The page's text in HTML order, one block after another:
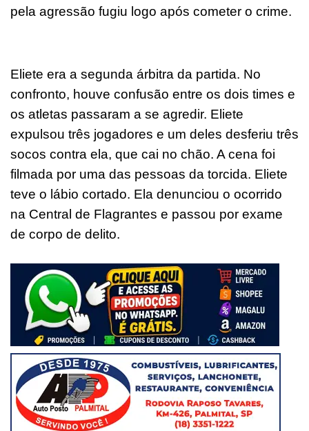
pela agressão fugiu logo após cometer o crime.
Eliete era a segunda árbitra da partida. No
confronto, houve confusão entre os dois times e
os atletas passaram a se agredir. Eliete
expulsou três jogadores e um deles desferiu três
socos contra ela, que cai no chão. A cena foi
filmada por uma das pessoas da torcida. Eliete
teve o lábio cortado. Ela denunciou o ocorrido
na Central de Flagrantes e passou por exame
de corpo de delito.